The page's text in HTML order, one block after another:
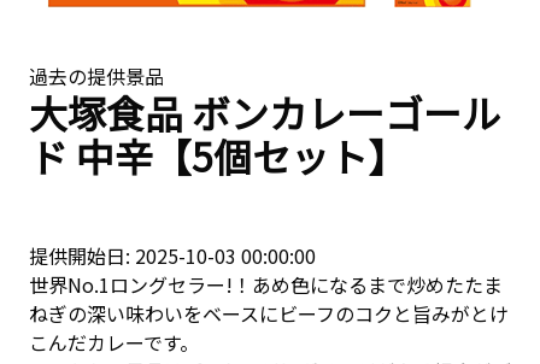
過去の提供景品
大塚食品 ボンカレーゴール
ド 中辛【5個セット】
提供開始日: 2025-10-03 00:00:00
世界No.1ロングセラー!！あめ色になるまで炒めたたま
ねぎの深い味わいをベースにビーフのコクと旨みがとけ
こんだカレーです。